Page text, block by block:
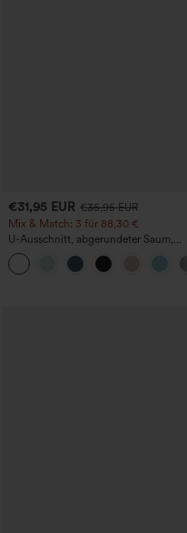
€31,95 EUR €35,95 EUR
Mix & Match: 3 für 88,30 €
U-Ausschnitt, abgerundeter Saum,
InstantCool Yoga-Trägertop – UPF50+